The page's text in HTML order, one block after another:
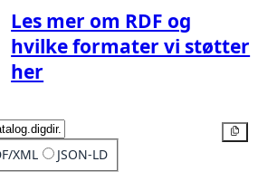
Les mer om RDF og
hvilke formater vi støtter
her
XML JSON-LD